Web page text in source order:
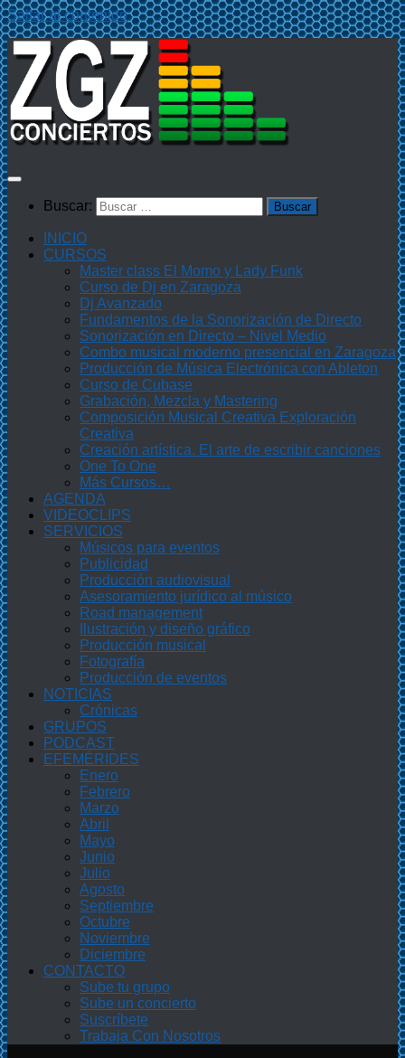
Saltar al contenido
Buscar:
INICIO
CURSOS
Master class El Momo y Lady Funk
Curso de Dj en Zaragoza
Dj Avanzado
Fundamentos de la Sonorización de Directo
Sonorización en Directo – Nivel Medio
Combo musical moderno presencial en Zaragoza
Producción de Música Electrónica con Ableton
Curso de Cubase
Grabación, Mezcla y Mastering
Composición Musical Creativa Exploración
Creativa
Creación artística. El arte de escribir canciones
One To One
Más Cursos…
AGENDA
VIDEOCLIPS
SERVICIOS
Músicos para eventos
Publicidad
Producción audiovisual
Asesoramiento jurídico al músico
Road management
Ilustración y diseño gráfico
Producción musical
Fotografía
Producción de eventos
NOTICIAS
Crónicas
GRUPOS
PODCAST
EFEMÉRIDES
Enero
Febrero
Marzo
Abril
Mayo
Junio
Julio
Agosto
Septiembre
Octubre
Noviembre
Diciembre
CONTACTO
Sube tu grupo
Sube un concierto
Suscríbete
Trabaja Con Nosotros